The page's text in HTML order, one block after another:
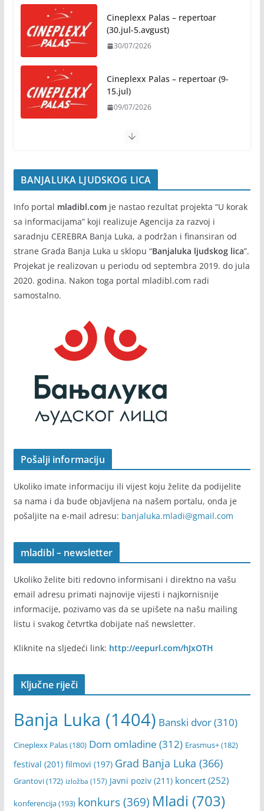
godine
07/08/2026
Tradicija i kreativnost u susret
Kočićevim danima
07/08/2026
Cineplexx Palas – repertoar
(30.jul-5.avgust)
30/07/2026
Cineplexx Palas – repertoar (9-
15.jul)
09/07/2026
BANJALUKA LJUDSKOG LICA
Info portal mladibl.comje nastao rezultat projekta “U korak
sa informacijama” koji realizuje Agencija za razvoj i
saradnju CEREBRA Banja Luka, a podržan i finansiran od
strane Grada Banja Luka u sklopu “Banjaluka ljudskog lica”.
Projekat je realizovan u periodu od septembra 2019. do jula
2020. godina. Nakon toga portal mladibl.com radi
samostalno.
Pošalji informaciju
Ukoliko imate informaciju ili vijest koju želite da podijelite
sa nama i da bude objavljena na našem portalu, onda je
pošaljite na e-mail adresu: banjaluka.mladi@gmail.com
mladibl – newsletter
Ukoliko želite biti redovno informisani i direktno na vašu
email adresu primati najnovije vijesti i najkornisnije
informacije, pozivamo vas da se upišete na našu mailing
listu i svakog četvrtka dobijate naš newsletter.
Kliknite na sljedeći link: http://eepurl.com/hJxOTH
Ključne riječi
Banja Luka (1404) Banski dvor(310)
Cineplexx Palas(180) Dom omladine (312) Erasmus+(182)
festival (201) filmovi (197) Grad Banja Luka (366)
Grantovi(172) izložba (157) Javni poziv(211) koncert(252)
konferencija(193) konkurs(369) Mladi (703)